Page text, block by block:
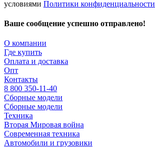
условиями Политики конфиденциальности
Ваше сообщение успешно отправлено!
О компании
Где купить
Оплата и доставка
Опт
Контакты
8 800 350-11-40
Сборные модели
Сборные модели
Техника
Вторая Мировая война
Современная техника
Автомобили и грузовики